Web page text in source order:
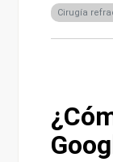
Cirugía